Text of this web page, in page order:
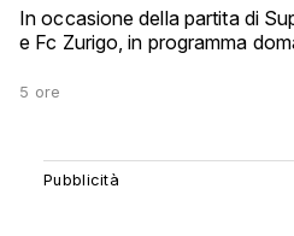
In occasione della partita di
e Fc Zurigo, in programma
5 ore